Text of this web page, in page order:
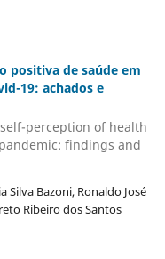
positiva de saúde em
19: achados e
perception of health
findings and
Silva Bazoni, Ronaldo José
Ribeiro dos Santos